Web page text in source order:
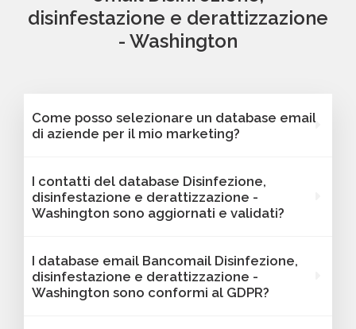
disinfestazione e derattizzazione
- Washington
Come posso selezionare un database email
di aziende per il mio marketing?
nostra piattaforma Bancomail. Troverai
contatti B2B verificati di aziende attive
Disinfezione, disinfestazione e derattizzazione
l'indirizzo email e sono filtrabili per area
geografica, settore, dimensione aziendale e
altri criteri utili per il tuo marketing.
I contatti del database Disinfezione,
disinfestazione e derattizzazione -
Washington sono aggiornati e validati?
includano email attive e aggiornate. I nostri
database vengono sottoposti a verifiche
regolari per offrire solo contatti affidabili,
I database email Bancomail Disinfezione,
disinfestazione e derattizzazione -
Washington sono conformi al GDPR?